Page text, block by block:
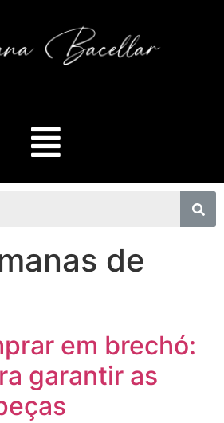
de
em brechó:
garantir as